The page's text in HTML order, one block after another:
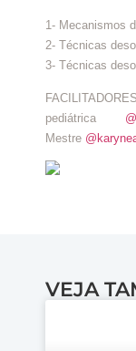
1- Mecanismos
2- Técnicas
3- Técnicas
pediátrica
Mestre
VEJA